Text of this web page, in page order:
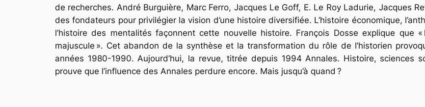
de recherches. André Burguière, Marc Ferro, Jacques Le Goff, E. Le Roy Ladurie, Jacques
des fondateurs pour privilégier la vision d’une histoire diversifiée. L’histoire économique,
l’histoire des mentalités façonnent cette nouvelle histoire. François Dosse explique que
majuscule ». Cet abandon de la synthèse et la transformation du rôle de l’historien
années 1980-1990. Aujourd’hui, la revue, titrée depuis 1994 Annales. Histoire, sciences
prouve que l’influence des Annales perdure encore. Mais jusqu’à quand ?